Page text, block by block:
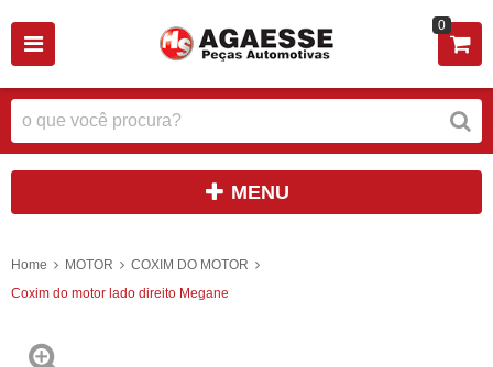
0
MENU
Home MOTOR
COXIM DO MOTOR
Coxim do motor lado direito Megane